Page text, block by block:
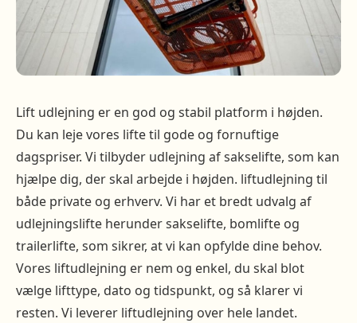
Lift udlejning er en god og stabil platform i højden.
Du kan leje vores lifte til gode og fornuftige
dagspriser. Vi tilbyder udlejning af sakselifte, som kan
hjælpe dig, der skal arbejde i højden. liftudlejning til
både private og erhverv. Vi har et bredt udvalg af
udlejningslifte herunder sakselifte, bomlifte og
trailerlifte, som sikrer, at vi kan opfylde dine behov.
Vores liftudlejning er nem og enkel, du skal blot
vælge lifttype, dato og tidspunkt, og så klarer vi
resten. Vi leverer liftudlejning over hele landet.